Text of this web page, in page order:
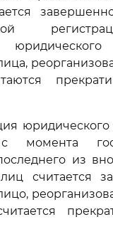
момента
из
считается